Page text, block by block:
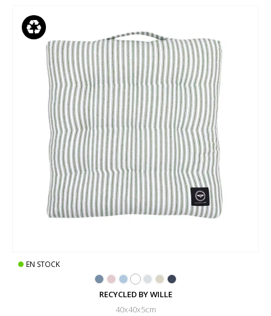
EN STOCK
RECYCLED BY WILLE
40x40x5cm